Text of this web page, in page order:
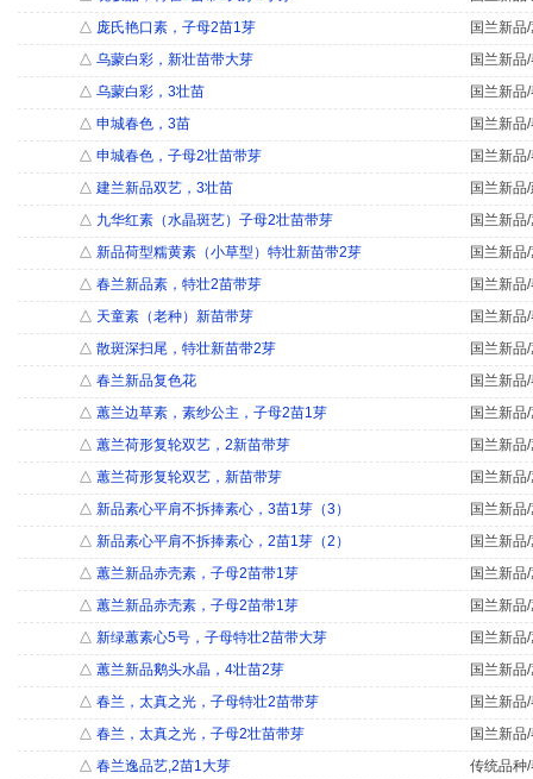
△ 庞氏艳口素，子母2苗1芽
国兰新品
△ 乌蒙白彩，新壮苗带大芽
国兰新品
△ 乌蒙白彩，3壮苗
国兰新品
△ 申城春色，3苗
国兰新品
△ 申城春色，子母2壮苗带芽
国兰新品
△ 建兰新品双艺，3壮苗
国兰新品
△ 九华红素（水晶斑艺）子母2壮苗带芽
国兰新品
△ 新品荷型糯黄素（小草型）特壮新苗带2芽
国兰新品
△ 春兰新品素，特壮2苗带芽
国兰新品
△ 天童素（老种）新苗带芽
国兰新品
△ 散斑深扫尾，特壮新苗带2芽
国兰新品
△ 春兰新品复色花
国兰新品
△ 蕙兰边草素，素纱公主，子母2苗1芽
国兰新品
△ 蕙兰荷形复轮双艺，2新苗带芽
国兰新品
△ 蕙兰荷形复轮双艺，新苗带芽
国兰新品
△ 新品素心平肩不拆捧素心，3苗1芽（3）
国兰新品
△ 新品素心平肩不拆捧素心，2苗1芽（2）
国兰新品
△ 蕙兰新品赤壳素，子母2苗带1芽
国兰新品
△ 蕙兰新品赤壳素，子母2苗带1芽
国兰新品
△ 新绿蕙素心5号，子母特壮2苗带大芽
国兰新品
△ 蕙兰新品鹅头水晶，4壮苗2芽
国兰新品
△ 春兰，太真之光，子母特壮2苗带芽
国兰新品
△ 春兰，太真之光，子母2壮苗带芽
国兰新品
△ 春兰逸品艺,2苗1大芽
传统品种